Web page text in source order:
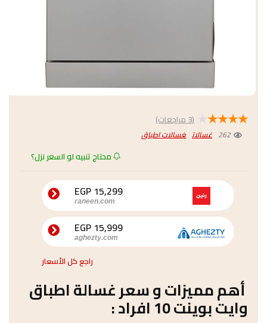
★
★
★
★
(
3مراجعات)
262 غسالات غسالات اطباق
محتاج تنبيه لو السعر نزل؟
15,299 EGP
raneen.com
15,999 EGP
aghezty.com
راجع كل الأسعار
أهم مميزات و سعر غسالة اطباق
وايت بوينت 10 افراد :